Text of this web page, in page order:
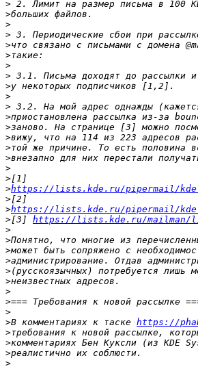
>
>
>
>
>
>
>
>
>
>
>
>
>
>
>
>
>
>
>https://lists.kde.ru/pipermail/kde-
>
>https://lists.kde.ru/pipermail/kde-
>[3] https://lists.kde.ru/mailman/
>
>
>
>
>
>
>
>
>
>В комментариях к таске https://
>
>
>
>